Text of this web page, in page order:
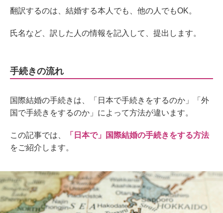
翻訳するのは、結婚する本人でも、他の人でもOK。
氏名など、訳した人の情報を記入して、提出します。
手続きの流れ
国際結婚の手続きは、「日本で手続きをするのか」「外
国で手続きをするのか」によって方法が違います。
この記事では、
「日本で」国際結婚の手続きをする方法
をご紹介します。